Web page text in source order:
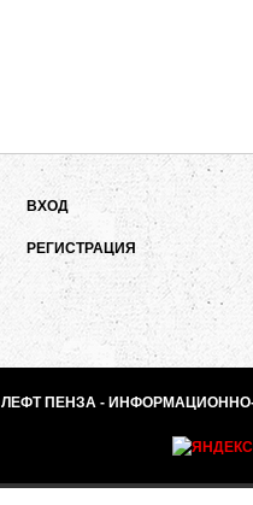
ВХОД
РЕГИСТРАЦИЯ
ЛЕФТ ПЕНЗА - ИНФОРМАЦИОННО-